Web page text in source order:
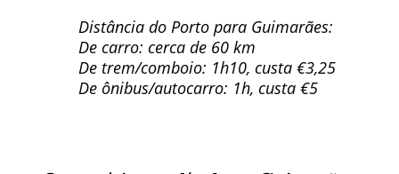
Distância do Porto para Guimarães:
De carro: cerca de 60 km
De trem/comboio: 1h10, custa €3,25
De ônibus/autocarro: 1h, custa €5